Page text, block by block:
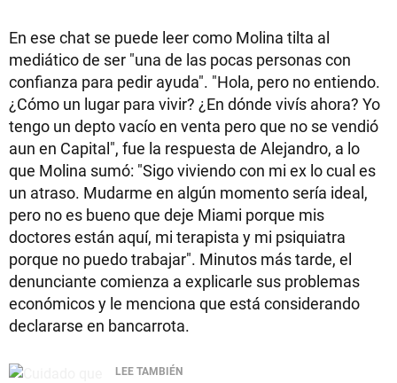
En ese chat se puede leer como Molina tilta al
mediático de ser "una de las pocas personas con
confianza para pedir ayuda". "Hola, pero no entiendo.
¿Cómo un lugar para vivir? ¿En dónde vivís ahora? Yo
tengo un depto vacío en venta pero que no se vendió
aun en Capital", fue la respuesta de Alejandro, a lo
que Molina sumó: "Sigo viviendo con mi ex lo cual es
un atraso. Mudarme en algún momento sería ideal,
pero no es bueno que deje Miami porque mis
doctores están aquí, mi terapista y mi psiquiatra
porque no puedo trabajar". Minutos más tarde, el
denunciante comienza a explicarle sus problemas
económicos y le menciona que está considerando
declararse en bancarrota.
LEE TAMBIÉN